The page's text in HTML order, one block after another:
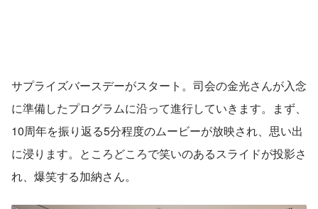
サプライズバースデーがスタート。司会の金光さんが入念
に準備したプログラムに沿って進行していきます。まず、
10周年を振り返る5分程度のムービーが放映され、思い出
に浸ります。ところどころで笑いのあるスライドが投影さ
れ、爆笑する加納さん。